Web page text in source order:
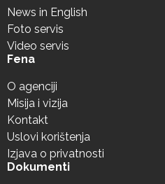
News in English
Foto servis
Video servis
Fena
O agenciji
Misija i vizija
Kontakt
Uslovi korištenja
Izjava o privatnosti
Dokumenti